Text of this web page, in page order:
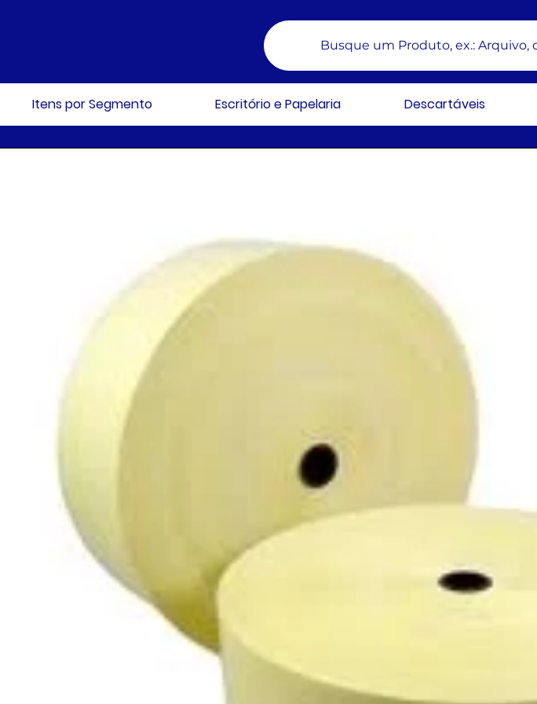
Busque um Produto, ex.: Arquivo,
Itens por Segmento Escritório e Papelaria Descartáveis